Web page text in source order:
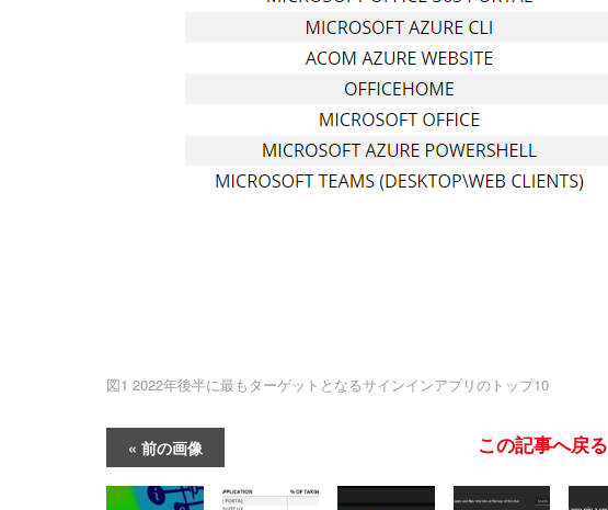
図1 2022年後半に最もターゲットとなるサインインアプリのトップ10
前の画像 この記事へ戻る